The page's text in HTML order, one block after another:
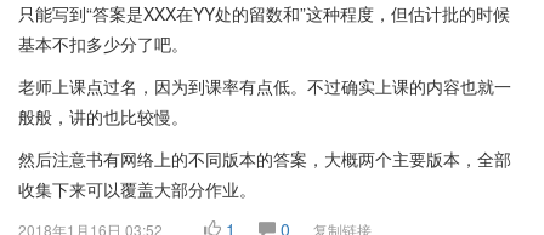
只能写到“答案是XXX在YY处的留数和”这种程度，但估计批的时候
基本不扣多少分了吧。
老师上课点过名，因为到课率有点低。不过确实上课的内容也就一
般般，讲的也比较慢。
然后注意书有网络上的不同版本的答案，大概两个主要版本，全部
收集下来可以覆盖大部分作业。
2018年1月16日 03:52 1 0 复制链接